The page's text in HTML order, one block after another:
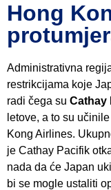
Hong
Administrativna
restrikcijama koje
radi čega su Cathay
letove, a to su
Kong Airlines.
je Cathay Pacifik
nada da će Japan
bi se mogle ustaliti